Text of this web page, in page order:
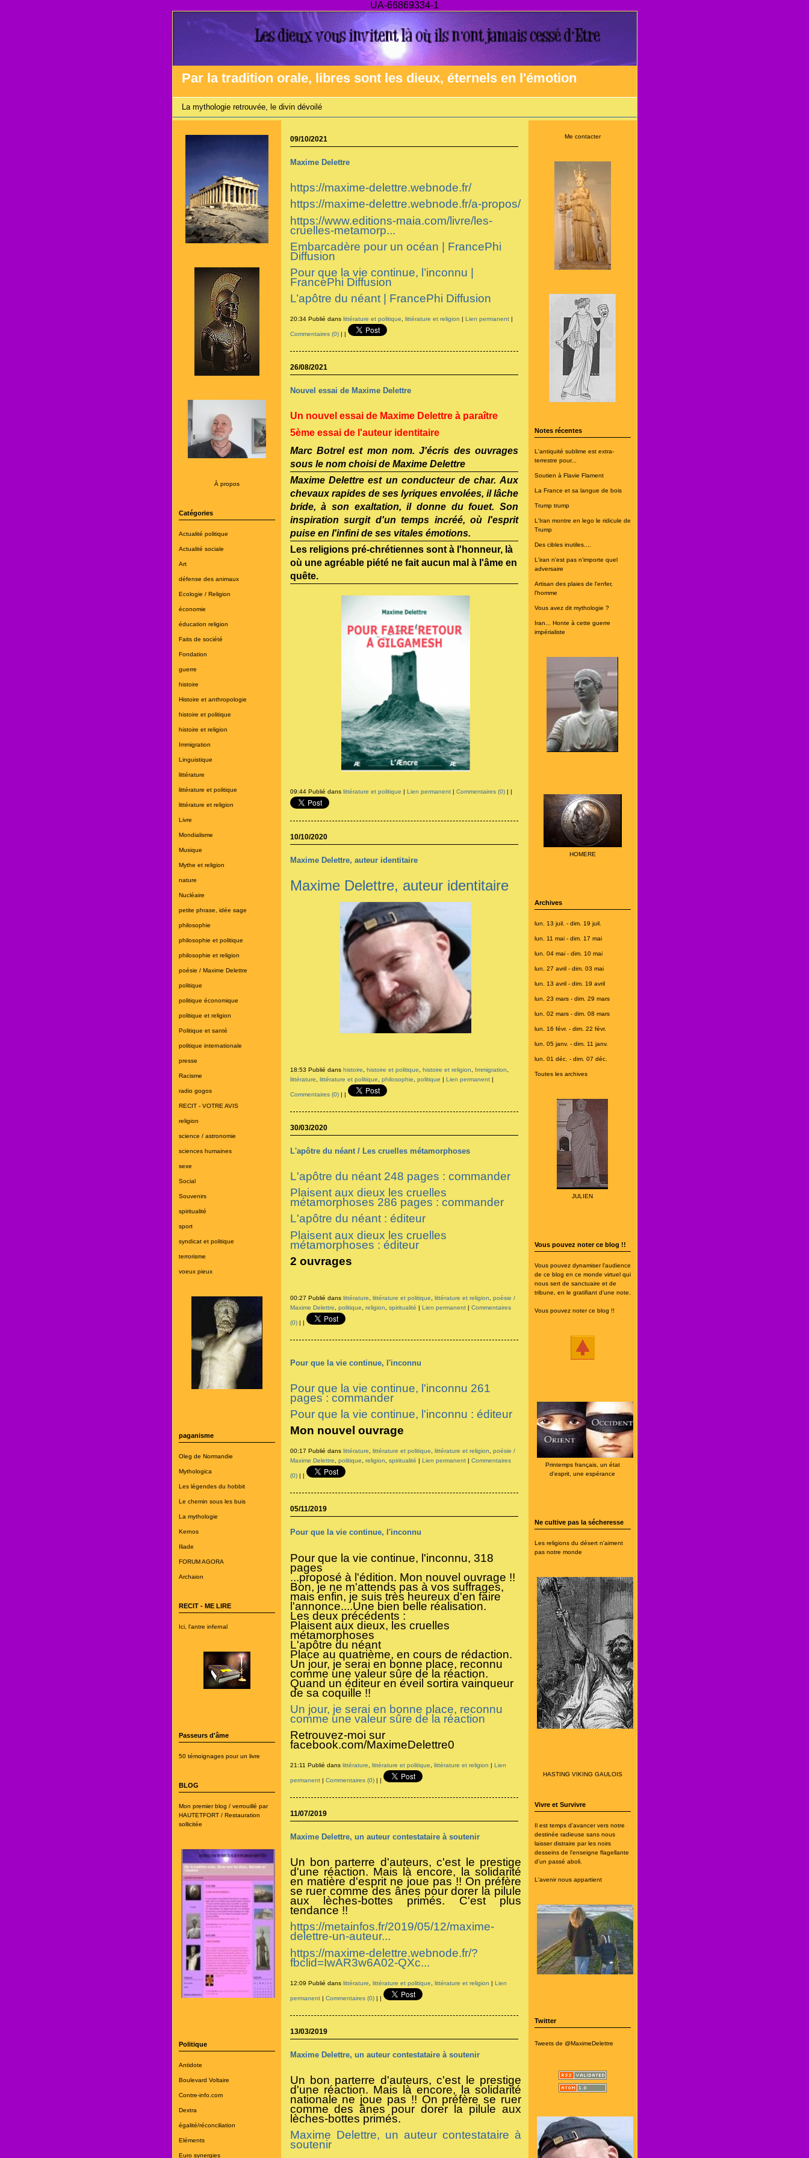
UA-66869334-1
Par la tradition orale, libres sont les dieux, éternels en l'émotion
La mythologie retrouvée, le divin dévoilé
À propos
Catégories
Actualité politique
Actualité sociale
Art
défense des animaux
Ecologie / Religion
économie
éducation religion
Faits de société
Fondation
guerre
histoire
Histoire et anthropologie
histoire et politique
histoire et religion
Immigration
Linguistique
littérature
littérature et politique
littérature et religion
Livre
Mondialisme
Musique
Mythe et religion
nature
Nucléaire
petite phrase, idée sage
philosophie
philosophie et politique
philosophie et religion
poésie / Maxime Delettre
politique
politique économique
politique et religion
Politique et santé
politique internationale
presse
Racisme
radio gogos
RECIT - VOTRE AVIS
religion
science / astronomie
sciences humaines
sexe
Social
Souvenirs
spiritualité
sport
syndicat et politique
terrorisme
voeux pieux
paganisme
Oleg de Normandie
Mythologica
Les légendes du hobbit
Le chemin sous les buis
La mythologie
Kernos
Iliade
FORUM AGORA
Archaion
RECIT - ME LIRE
Ici, l'antre infernal
Passeurs d'âme
50 témoignages pour un livre
BLOG
Mon premier blog / verrouillé par
HAUTETFORT / Restauration
sollicitée
Politique
Antidote
Boulevard Voltaire
Contre-info.com
Dextra
égalité/réconciliation
Eléments
Euro synergies
Me contacter
Notes récentes
L'antiquité sublime est extra-
terrestre pour...
Soutien à Flavie Flament
La France et sa langue de bois
Trump trump
L'Iran montre en lego le ridicule de
Trump
Des cibles inutiles....
L'iran n'est pas n'importe quel
adversaire
Artisan des plaies de l'enfer,
l'homme
Vous avez dit mythologie ?
Iran... Honte à cette guerre
impérialiste
HOMERE
Archives
lun. 13 juil. - dim. 19 juil.
lun. 11 mai - dim. 17 mai
lun. 04 mai - dim. 10 mai
lun. 27 avril - dim. 03 mai
lun. 13 avril - dim. 19 avril
lun. 23 mars - dim. 29 mars
lun. 02 mars - dim. 08 mars
lun. 16 févr. - dim. 22 févr.
lun. 05 janv. - dim. 11 janv.
lun. 01 déc. - dim. 07 déc.
Toutes les archives
JULIEN
Vous pouvez noter ce blog !!
Vous pouvez dynamiser l'audience
de ce blog en ce monde virtuel qui
nous sert de sanctuaire et de
tribune, en le gratifiant d'une note.
Vous pouvez noter ce blog !!
Printemps français, un état
d'esprit, une espérance
Ne cultive pas la sécheresse
Les religions du désert n'aiment
pas notre monde
HASTING VIKING GAULOIS
Vivre et Survivre
Il est temps d’avancer vers notre
destinée radieuse sans nous
laisser distraire par les noirs
desseins de l'enseigne flagellante
d’un passé aboli.
L'avenir nous appartient
Twitter
Tweets de @MaximeDelettre
09/10/2021
Maxime Delettre
https://maxime-delettre.webnode.fr/
https://maxime-delettre.webnode.fr/a-propos/
https://www.editions-maia.com/livre/les-
cruelles-metamorp...
Embarcadère pour un océan | FrancePhi
Diffusion
Pour que la vie continue, l’inconnu |
FrancePhi Diffusion
L’apôtre du néant | FrancePhi Diffusion
20:34 Publié dans littérature et politique littérature et religion | Lien permanent|
Commentaires (0)| |
26/08/2021
Nouvel essai de Maxime Delettre
Un nouvel essai de Maxime Delettre à paraître
5ème essai de l'auteur identitaire
Marc Botrel est mon nom. J'écris des ouvrages
sous le nom choisi de Maxime Delettre
Maxime Delettre est un conducteur de char. Aux
chevaux rapides de ses lyriques envolées, il lâche
bride, à son exaltation, il donne du fouet. Son
inspiration surgit d'un temps incréé, où l'esprit
puise en l'infini de ses vitales émotions.
Les religions pré-chrétiennes sont à l'honneur, là
où une agréable piété ne fait aucun mal à l'âme en
quête.
09:44 Publié dans littérature et politique | Lien permanent| Commentaires (0)| |
10/10/2020
Maxime Delettre, auteur identitaire
Maxime Delettre, auteur identitaire
18:53 Publié dans histoire histoire et politique histoire et religion Immigration
littérature
littérature et politique philosophie politique | Lien permanent|
Commentaires (0)| |
30/03/2020
L'apôtre du néant / Les cruelles métamorphoses
L'apôtre du néant 248 pages : commander
Plaisent aux dieux les cruelles
métamorphoses 286 pages : commander
L'apôtre du néant : éditeur
Plaisent aux dieux les cruelles
métamorphoses : éditeur
2 ouvrages
00:27 Publié dans littérature littérature et politique littérature et religion
poésie /
Maxime Delettre
politique religion spiritualité | Lien permanent| Commentaires
(0)| |
Pour que la vie continue, l'inconnu
Pour que la vie continue, l'inconnu 261
pages : commander
Pour que la vie continue, l'inconnu : éditeur
Mon nouvel ouvrage
00:17 Publié dans littérature, littérature et politique, littérature et religion, poésie /
Maxime Delettre, politique, religion, spiritualité Lien permanent| Commentaires
(0)|
05/11/2019
Pour que la vie continue, l'inconnu
Pour que la vie continue, l'inconnu, 318
pages
...proposé à l'édition. Mon nouvel ouvrage !!
Bon, je ne m'attends pas à vos suffrages,
mais enfin, je suis très heureux d'en faire
l'annonce....Une bien belle réalisation.
Les deux précédents :
Plaisent aux dieux, les cruelles
métamorphoses
L'apôtre du néant
Place au quatrième, en cours de rédaction.
Un jour, je serai en bonne place, reconnu
comme une valeur sûre de la réaction.
Quand un éditeur en éveil sortira vainqueur
de sa coquille !!
Un jour, je serai en bonne place, reconnu
comme une valeur sûre de la réaction
Retrouvez-moi sur
facebook.com/MaximeDelettre0
21:11 Publié dans littérature littérature et politique littérature et religion | Lien
permanent| Commentaires (0)| |
11/07/2019
Maxime Delettre, un auteur contestataire à soutenir
Un bon parterre d'auteurs, c'est le prestige
d'une réaction. Mais là encore, la solidarité
en matière d'esprit ne joue pas !! On préfère
se ruer comme des ânes pour dorer la pilule
aux lèches-bottes primés. C'est plus
tendance !!
https://metainfos.fr/2019/05/12/maxime-
delettre-un-auteur...
https://maxime-delettre.webnode.fr/?
fbclid=IwAR3w6A02-QXc...
12:09 Publié dans littérature littérature et politique littérature et religion | Lien
permanent| Commentaires (0)| |
13/03/2019
Maxime Delettre, un auteur contestataire à soutenir
Un bon parterre d'auteurs, c'est le prestige
d'une réaction. Mais là encore, la solidarité
nationale ne joue pas !! On préfère se ruer
comme des ânes pour dorer la pilule aux
lèches-bottes primés.
Maxime Delettre, un auteur contestataire à
soutenir